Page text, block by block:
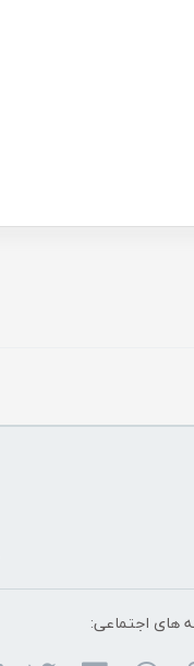
‌های اجتماعی: